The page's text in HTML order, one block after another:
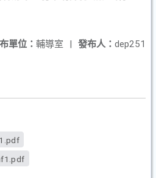
發布人： dep251
單位： 輔導室 |